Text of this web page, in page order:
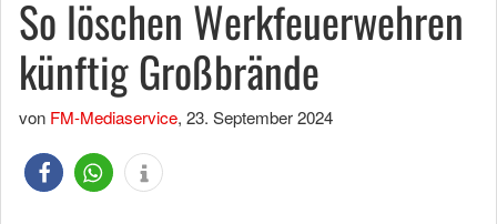
So löschen Werkfeuerwehren
künftig Großbrände
von FM-Mediaservice, 23. September 2024